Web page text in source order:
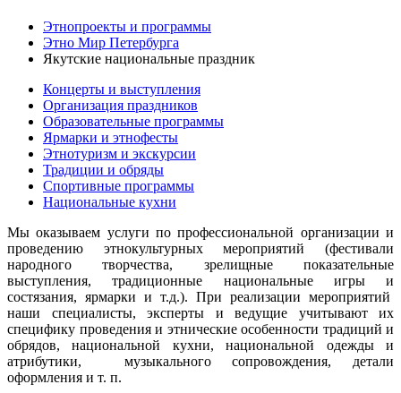
Этнопроекты и программы
Этно Мир Петербурга
Якутские национальные праздник
Концерты и выступления
Организация праздников
Образовательные программы
Ярмарки и этнофесты
Этнотуризм и экскурсии
Традиции и обряды
Спортивные программы
Национальные кухни
Мы оказываем услуги по профессиональной организации и
проведению этнокультурных мероприятий (фестивали
народного творчества, зрелищные показательные
выступления, традиционные национальные игры и
состязания, ярмарки и т.д.). При реализации мероприятий
наши специалисты, эксперты и ведущие учитывают их
специфику проведения и этнические особенности традиций и
обрядов, национальной кухни, национальной одежды и
атрибутики, музыкального сопровождения, детали
оформления и т. п.